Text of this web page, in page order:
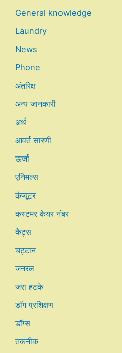
General knowledge
Laundry
News
Phone
अंतरिक्ष
अन्य जानकारी
अर्थ
आवर्त सारणी
ऊर्जा
एनिमल्स
कंप्यूटर
कस्टमर केयर नंबर
कैट्स
चट्टान
जनरल
जरा हटके
डॉग प्रशिक्षण
डॉग्स
तकनीक